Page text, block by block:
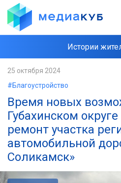
Истории
25 октября 2024
#Благоустройство
Время новых
Губахинском
ремонт участка
автомобильной
Соликамск»